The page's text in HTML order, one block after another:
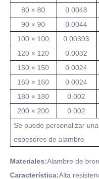
80 × 80
0.0048
90 × 90
0.0044
100 × 100
0.00393
120 × 120
0.0032
150 × 150
0.0024
160 × 160
0.0024
180 × 180
0.002
200 × 200
0.002
Se puede personalizar
espesores de alambre
Materiales:Alambre de
Característica:Alta